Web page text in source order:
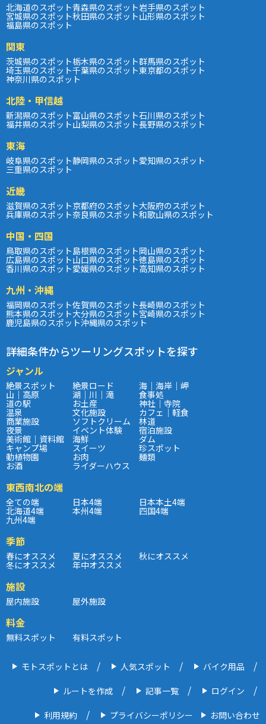
北海道のスポット青森県のスポット岩手県のスポット
宮城県のスポット秋田県のスポット山形県のスポット
福島県のスポット
関東
茨城県のスポット栃木県のスポット群馬県のスポット
埼玉県のスポット千葉県のスポット東京都のスポット
神奈川県のスポット
北陸・甲信越
新潟県のスポット富山県のスポット石川県のスポット
福井県のスポット山梨県のスポット長野県のスポット
東海
岐阜県のスポット静岡県のスポット愛知県のスポット
三重県のスポット
近畿
滋賀県のスポット京都府のスポット大阪府のスポット
兵庫県のスポット奈良県のスポット和歌山県のスポット
中国・四国
鳥取県のスポット島根県のスポット岡山県のスポット
広島県のスポット山口県のスポット徳島県のスポット
香川県のスポット愛媛県のスポット高知県のスポット
九州・沖縄
福岡県のスポット佐賀県のスポット長崎県のスポット
熊本県のスポット大分県のスポット宮崎県のスポット
鹿児島県のスポット沖縄県のスポット
詳細条件からツーリングスポットを探す
ジャンル
絶景スポット 絶景ロード 海｜海岸｜岬
山｜高原 湖｜川｜滝 食事処
道の駅 お土産 神社｜寺院
温泉 文化施設 カフェ｜軽食
商業施設 ソフトクリーム 林道
夜景 イベント体験 宿泊施設
美術館｜資料館 海鮮 ダム
キャンプ場 スイーツ 珍スポット
動植物園 お肉 麺類
お酒 ライダーハウス
東西南北の端
全ての端 日本4端 日本本土4端
北海道4端 本州4端 四国4端
九州4端
季節
春にオススメ 夏にオススメ 秋にオススメ
冬にオススメ 年中オススメ
施設
屋内施設 屋外施設
料金
無料スポット 有料スポット
モトスポットとは 人気スポット バイク用品
ルートを作成 記事一覧 ログイン
利用規約 プライバシーポリシー お問い合わせ